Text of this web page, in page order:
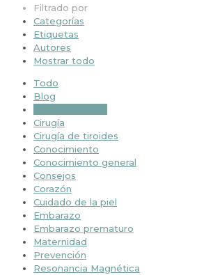
Filtrado por
Categorías
Etiquetas
Autores
Mostrar todo
Todo
Blog
Cirugía
Cirugía de tiroides
Conocimiento
Conocimiento general
Consejos
Corazón
Cuidado de la piel
Embarazo
Embarazo prematuro
Maternidad
Prevención
Resonancia Magnética